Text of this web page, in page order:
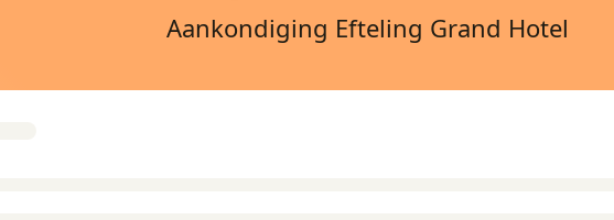
Aankondiging Efteling Grand Hotel